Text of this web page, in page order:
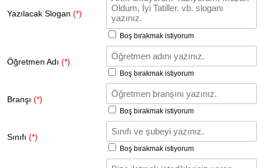
Yazılacak Slogan (*)
Boş bırakmak istiyorum
Öğretmen Adı (*)
Boş bırakmak istiyorum
Branşı (*)
Boş bırakmak istiyorum
Sınıfı (*)
Boş bırakmak istiyorum